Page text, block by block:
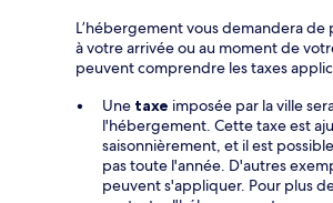
L’hébergement vous demandera de
à votre arrivée ou au moment de
peuvent comprendre les taxes
Une taxe imposée par la ville
l'hébergement. Cette taxe est
saisonnièrement, et il est
pas toute l'année. D'autres
peuvent s'appliquer. Pour plus